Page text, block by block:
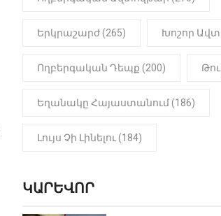
Երկրաշարժ (265) Խոշոր
Ողբերգական Դեպք (200)
Եղանակը Հայաստանում (186)
Լույս Չի Լինելու (184)
ԿԱՐԵՎՈՐ